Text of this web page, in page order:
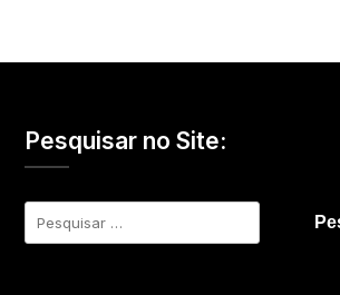
Pesquisar no Site:
Pesquisar
por: